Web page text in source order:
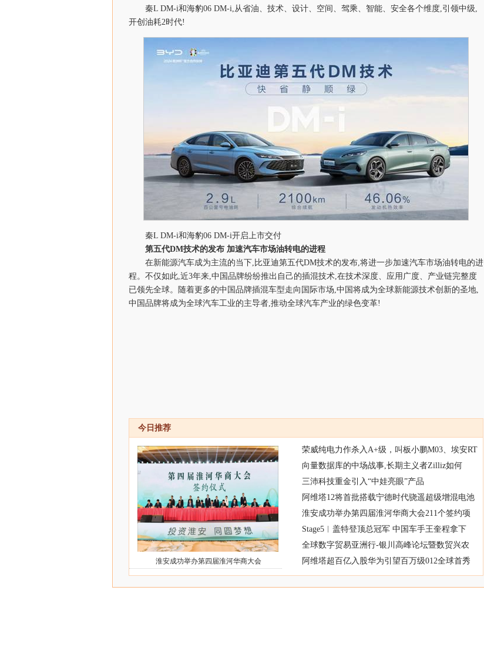
秦L DM-i和海豹06 DM-i,从省油、技术、设计、空间、驾乘、智能、安全各个维度,引领中级,
开创油耗2时代!
秦L DM-i和海豹06 DM-i开启上市交付
第五代DM技术的发布 加速汽车市场油转电的进程
在新能源汽车成为主流的当下,比亚迪第五代DM技术的发布,将进一步加速汽车市场油转电的进
程。不仅如此,近3年来,中国品牌纷纷推出自己的插混技术,在技术深度、应用广度、产业链完整度
已领先全球。随着更多的中国品牌插混车型走向国际市场,中国将成为全球新能源技术创新的圣地,
中国品牌将成为全球汽车工业的主导者,推动全球汽车产业的绿色变革!
今日推荐
淮安成功举办第四届淮河华商大会
荣威纯电力作杀入A+级，叫板小鹏M03、埃安RT
向量数据库的中场战事,长期主义者Zilliz如何
三沛科技重金引入“中娃亮眼”产品
阿维塔12将首批搭载宁德时代骁遥超级增混电池
淮安成功举办第四届淮河华商大会211个签约项
Stage5︱盖特登顶总冠军 中国车手王奎程拿下
全球数字贸易亚洲行-银川高峰论坛暨数贸兴农
阿维塔超百亿入股华为引望百万级012全球首秀